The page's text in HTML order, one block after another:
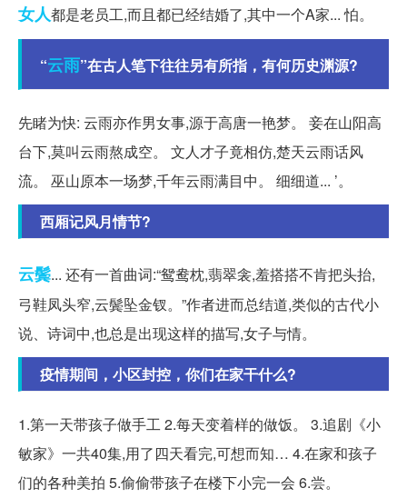
女人都是老员工,而且都已经结婚了,其中一个A家... 怕。
“云雨”在古人笔下往往另有所指，有何历史渊源?
先睹为快: 云雨亦作男女事,源于高唐一艳梦。 妾在山阳高
台下,莫叫云雨熬成空。 文人才子竟相仿,楚天云雨话风
流。 巫山原本一场梦,千年云雨满目中。 细细道... ’。
西厢记风月情节?
云鬓... 还有一首曲词:“鸳鸯枕,翡翠衾,羞搭搭不肯把头抬,
弓鞋凤头窄,云鬓坠金钗。”作者进而总结道,类似的古代小
说、诗词中,也总是出现这样的描写,女子与情。
疫情期间，小区封控，你们在家干什么?
1.第一天带孩子做手工 2.每天变着样的做饭。 3.追剧《小
敏家》一共40集,用了四天看完,可想而知… 4.在家和孩子
们的各种美拍 5.偷偷带孩子在楼下小完一会 6.尝。